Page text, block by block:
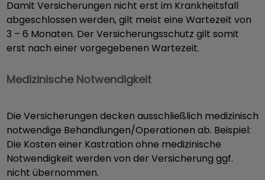
Damit Versicherungen nicht erst im Krankheitsfall
abgeschlossen werden, gilt meist eine Wartezeit von
3 – 6 Monaten. Der Versicherungsschutz gilt somit
erst nach einer vorgegebenen Wartezeit.
Medizinische Notwendigkeit
Die Versicherungen decken ausschließlich medizinisch
notwendige Behandlungen/Operationen ab. Beispiel:
Die Kosten einer Kastration ohne medizinische
Notwendigkeit werden von der Versicherung ggf.
nicht übernommen.